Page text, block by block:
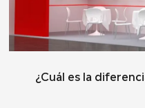
¿Cuál es la